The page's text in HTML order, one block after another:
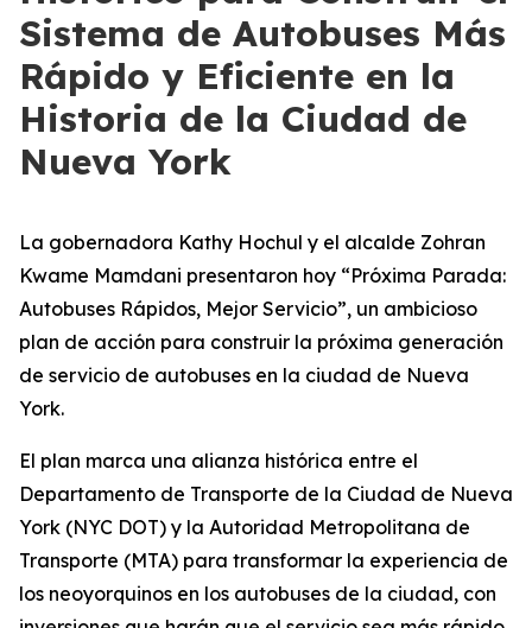
Sistema de Autobuses Más
Rápido y Eficiente en la
Historia de la Ciudad de
Nueva York
La gobernadora Kathy Hochul y el alcalde Zohran
Kwame Mamdani presentaron hoy “Próxima Parada:
Autobuses Rápidos, Mejor Servicio”, un ambicioso
plan de acción para construir la próxima generación
de servicio de autobuses en la ciudad de Nueva
York.
El plan marca una alianza histórica entre el
Departamento de Transporte de la Ciudad de Nueva
York (NYC DOT) y la Autoridad Metropolitana de
Transporte (MTA) para transformar la experiencia de
los neoyorquinos en los autobuses de la ciudad, con